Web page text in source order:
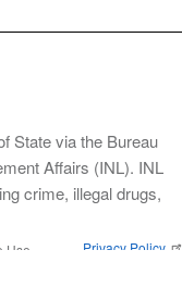
State via the Bureau
Affairs (INL). INL
crime, illegal drugs,
Use
Privacy Policy